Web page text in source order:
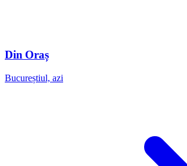
Din Oraș
Bucureștiul, azi